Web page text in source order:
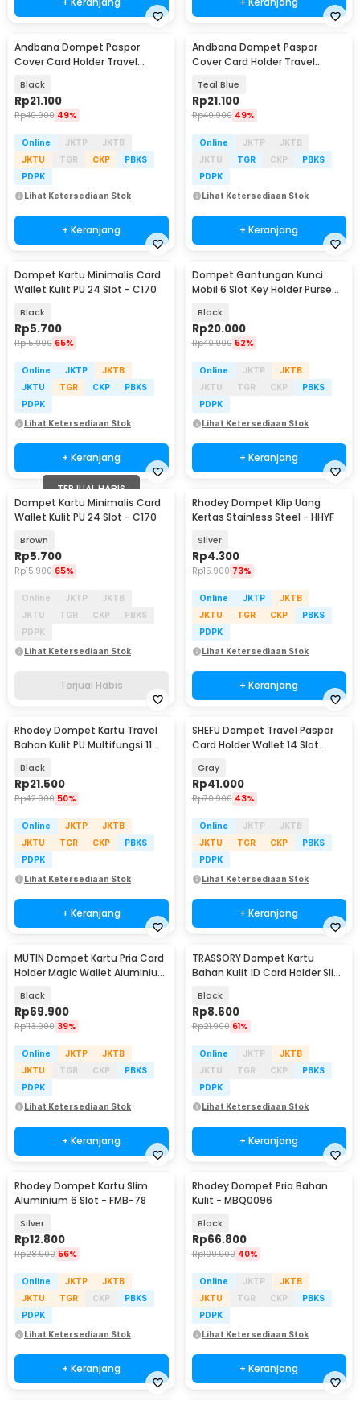
Andbana Dompet Paspor
Cover Card Holder Travel
Black
Rp21.100
Rp40.900 49%
Online JKTP
JKTB
JKTU
TGR CKP
PBKS
PDPK
Lihat Ketersediaan Stok
+ Keranjang
Andbana Dompet Paspor
Cover Card Holder Travel
Teal Blue
Rp21.100
Rp40.900 49%
Online JKTP
JKTB
JKTU
TGR CKP
PBKS
PDPK
Lihat Ketersediaan Stok
+ Keranjang
Dompet Kartu Minimalis Card
Wallet Kulit PU 24 Slot - C170
Black
Rp5.700
Rp15.900 65%
Online JKTP
JKTB
JKTU
TGR CKP
PBKS
PDPK
Lihat Ketersediaan Stok
+ Keranjang
Dompet Gantungan Kunci
Mobil 6 Slot Key Holder Purse
Black
Rp20.000
Rp40.900 52%
Online JKTP
JKTB
JKTU
TGR CKP
PBKS
PDPK
Lihat Ketersediaan Stok
+ Keranjang
TERJUAL HABIS
Dompet Kartu Minimalis Card
Wallet Kulit PU 24 Slot - C170
Brown
Rp5.700
Rp15.900 65%
Online JKTP
JKTB
JKTU
TGR CKP
PBKS
PDPK
Lihat Ketersediaan Stok
Terjual Habis
Rhodey Dompet Klip Uang
Kertas Stainless Steel - HHYF
Silver
Rp4.300
Rp15.900 73%
Online JKTP
JKTB
JKTU
TGR CKP
PBKS
PDPK
Lihat Ketersediaan Stok
+ Keranjang
Rhodey Dompet Kartu Travel
Bahan Kulit PU Multifungsi 11
Black
Rp21.500
Rp42.900 50%
Online JKTP
JKTB
JKTU
TGR CKP
PBKS
PDPK
Lihat Ketersediaan Stok
+ Keranjang
SHEFU Dompet Travel Paspor
Card Holder Wallet 14 Slot
Gray
Rp41.000
Rp70.900 43%
Online JKTP
JKTB
JKTU
TGR CKP
PBKS
PDPK
Lihat Ketersediaan Stok
+ Keranjang
MUTIN Dompet Kartu Pria Card
Holder Magic Wallet Aluminium
Black
Rp69.900
Rp113.900 39%
Online JKTP
JKTB
JKTU
TGR CKP
PBKS
PDPK
Lihat Ketersediaan Stok
+ Keranjang
TRASSORY Dompet Kartu
Bahan Kulit ID Card Holder Slim
Black
Rp8.600
Rp21.900 61%
Online JKTP
JKTB
JKTU
TGR CKP
PBKS
PDPK
Lihat Ketersediaan Stok
+ Keranjang
Rhodey Dompet Kartu Slim
Aluminium 6 Slot - FMB-78
Silver
Rp12.800
Rp28.900 56%
Online JKTP
JKTB
JKTU
TGR CKP
PBKS
PDPK
Lihat Ketersediaan Stok
+ Keranjang
Rhodey Dompet Pria Bahan
Kulit - MBQ0096
Black
Rp66.800
Rp109.900 40%
Online JKTP
JKTB
JKTU
TGR CKP
PBKS
PDPK
Lihat Ketersediaan Stok
+ Keranjang